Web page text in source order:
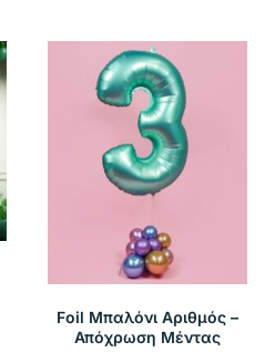
Foil Μπαλόνι Αριθμός –
Απόχρωση Μέντας